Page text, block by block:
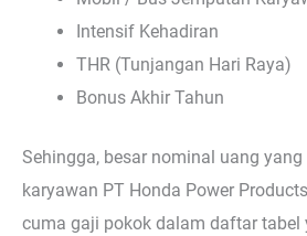
Intensif Kehadiran
THR (Tunjangan Hari Raya)
Bonus Akhir Tahun
Sehingga, besar nominal uang
karyawan PT Honda Power
cuma gaji pokok dalam daftar tabel